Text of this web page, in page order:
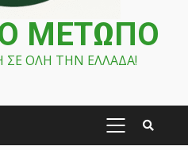
ΜΕΤΩΠΟ
ΟΛΗ ΤΗΝ ΕΛΛΑΔΑ!
PRIMARY